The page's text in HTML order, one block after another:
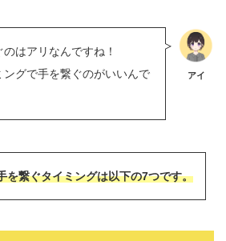
はアリなんですね！
グで手を繋ぐのがいいんで
アイ
を繋ぐタイミングは以下の7つです。